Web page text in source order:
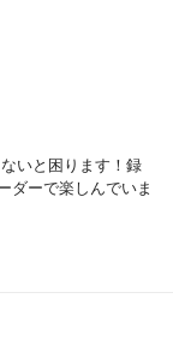
いと困ります！録
ダーで楽しんでいま